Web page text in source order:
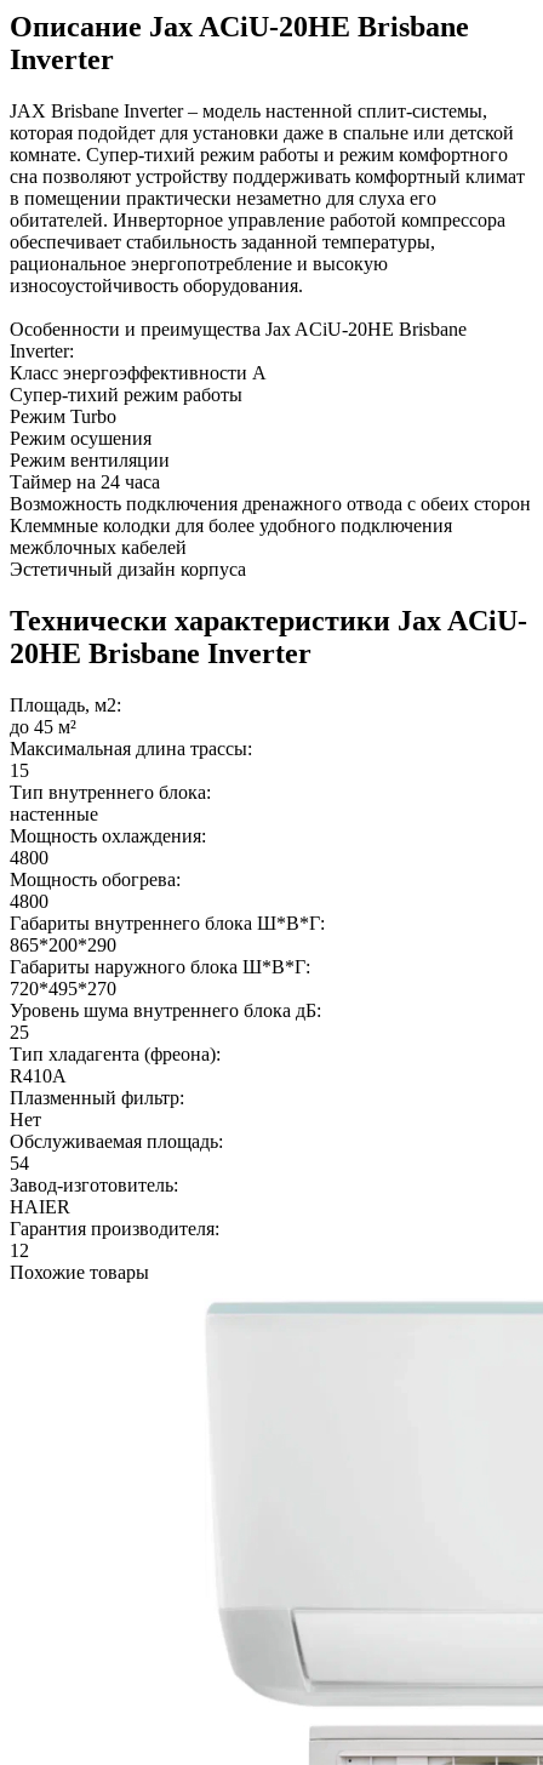
Описание Jax ACiU-20HE Brisbane
Inverter
JAX Brisbane Inverter – модель настенной сплит-системы,
которая подойдет для установки даже в спальне или детской
комнате. Супер-тихий режим работы и режим комфортного
сна позволяют устройству поддерживать комфортный климат
в помещении практически незаметно для слуха его
обитателей. Инверторное управление работой компрессора
обеспечивает стабильность заданной температуры,
рациональное энергопотребление и высокую
износоустойчивость оборудования.
Особенности и преимущества Jax ACiU-20HE Brisbane
Inverter:
Класс энергоэффективности А
Супер-тихий режим работы
Режим Turbo
Режим осушения
Режим вентиляции
Таймер на 24 часа
Возможность подключения дренажного отвода с обеих сторон
Клеммные колодки для более удобного подключения
межблочных кабелей
Эстетичный дизайн корпуса
Технически характеристики Jax ACiU-
20HE Brisbane Inverter
Площадь, м2:
до 45 м²
Максимальная длина трассы:
15
Тип внутреннего блока:
настенные
Мощность охлаждения:
4800
Мощность обогрева:
4800
Габариты внутреннего блока Ш*В*Г:
865*200*290
Габариты наружного блока Ш*В*Г:
720*495*270
Уровень шума внутреннего блока дБ:
25
Тип хладагента (фреона):
R410A
Плазменный фильтр:
Нет
Обслуживаемая площадь:
54
Завод-изготовитель:
HAIER
Гарантия производителя:
12
Похожие товары